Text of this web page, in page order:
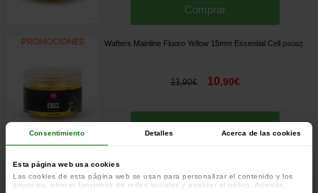
Consentimiento Detalles Acerca de las cookies
Esta página web usa cookies
Las cookies de esta página web se usan para personalizar el contenido y los
anuncios, ofrecer funciones de redes sociales y analizar el tráfico. Además,
Comprar
Wafters Mainline Fluoro Yellow 15mm Essential Cell [244362]
11,90€ 10,90€
Wafters Mainline Fluoro Yellow 15mm Cell